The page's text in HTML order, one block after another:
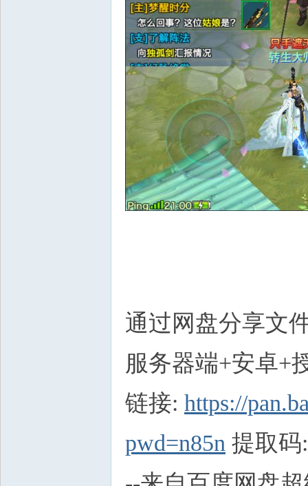
通过网盘分享文
服务器端+安卓+
链接: https://
pwd=n85n 提取码